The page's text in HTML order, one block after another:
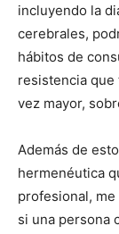
incluyendo la
cerebrales,
hábitos de
resistencia que
vez mayor,
Además de
hermenéutica
profesional,
si una persona